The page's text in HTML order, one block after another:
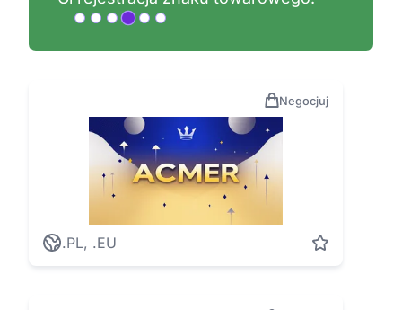
Polska, UE.
Negocjuj
.PL, .EU